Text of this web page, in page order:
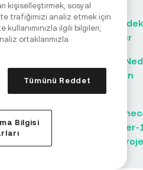
Sui Network
En İyi Projeler
SuiPlay0X1
ve Nasıl Satın
2024'te
En İyi 15 Layer-
(L1) Kripto
kişiselleştirmek, sosyal
trafiğimizi analiz etmek için
kullanımınızla ilgili bilgileri;
ortaklarımızla
Tümünü Reddet
Bilgisi